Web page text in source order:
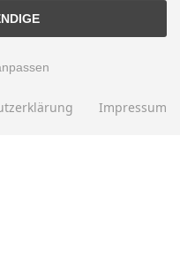
Impressum